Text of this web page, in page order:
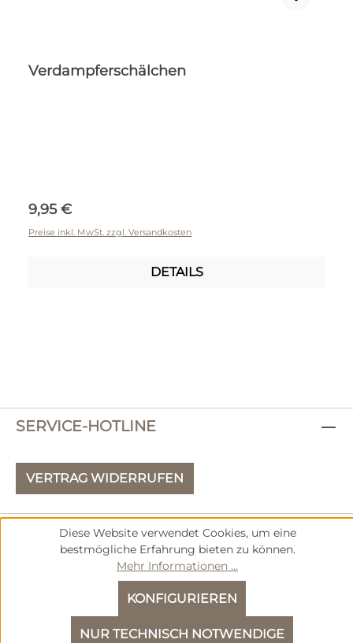
Verdampferschälchen
Regulärer Preis:
9,95 €
Preise inkl. MwSt. zzgl. Versandkosten
DETAILS
SERVICE-HOTLINE
VERTRAG WIDERRUFEN
SHOP SERVICE
INFORMATIONEN
NEWSLETTER ABONNIEREN
Diese Website verwendet Cookies, um eine
bestmögliche Erfahrung bieten zu können.
Mehr Informationen ...
NUR TECHNISCH NOTWENDIGE
KONFIGURIEREN